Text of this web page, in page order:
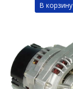
В корзину